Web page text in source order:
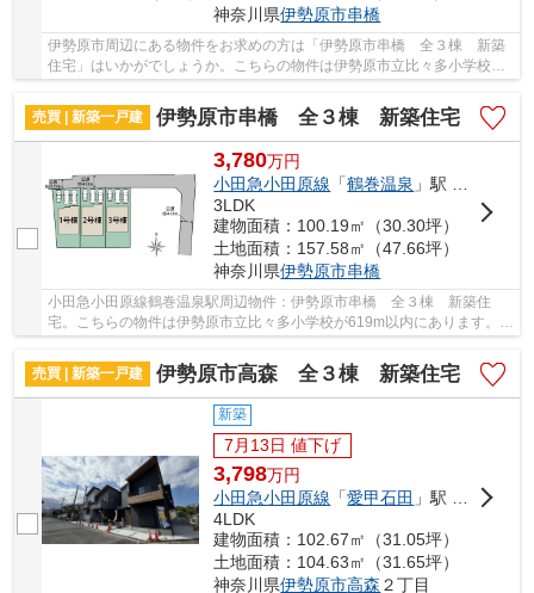
神奈川県伊勢原市串橋
伊勢原市周辺にある物件をお求めの方は「伊勢原市串橋 全３棟 新築
住宅」はいかがでしょうか。こちらの物件は伊勢原市立比々多小学校が
売買 | 新築一戸建
伊勢原市串橋 全３棟 新築住宅
3,780万円
小田急小田原線 「鶴巻温泉 」駅 バス9分 「串橋入口」 停歩3分
3LDK
建物面積：100.19㎡（30.30坪）
土地面積：157.58㎡（47.66坪）
神奈川県伊勢原市串橋
小田急小田原線鶴巻温泉駅周辺物件：伊勢原市串橋 全３棟 新築住
宅。こちらの物件は伊勢原市立比々多小学校が619m以内にあります。一
生に一度のマイホーム探しは、ぜひ新築戸建てで...
売買 | 新築一戸建
伊勢原市高森 全３棟 新築住宅
新築
7月13日 値下げ
3,798万円
小田急小田原線 「愛甲石田 」駅 徒歩29分
4LDK
建物面積：102.67㎡（31.05坪）
土地面積：104.63㎡（31.65坪）
神奈川県伊勢原市高森 ２丁目